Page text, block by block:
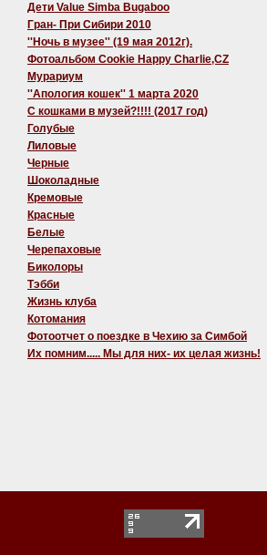
Дети Value Simba Bugaboo
Гран- При Сибири 2010
''Ночь в музее'' (19 мая 2012г).
Фотоальбом Cookie Happy Charlie,CZ
Мурариум
''Апология кошек'' 1 марта 2020
C кошками в музей?!!!! (2017 год)
Голубые
Лиловые
Черные
Шоколадные
Кремовые
Красные
Белые
Черепаховые
Биколоры
Тэбби
Жизнь клуба
Котомания
Фотоотчет о поездке в Чехию за Симбой
Их помним..... Мы для них- их целая жизнь!